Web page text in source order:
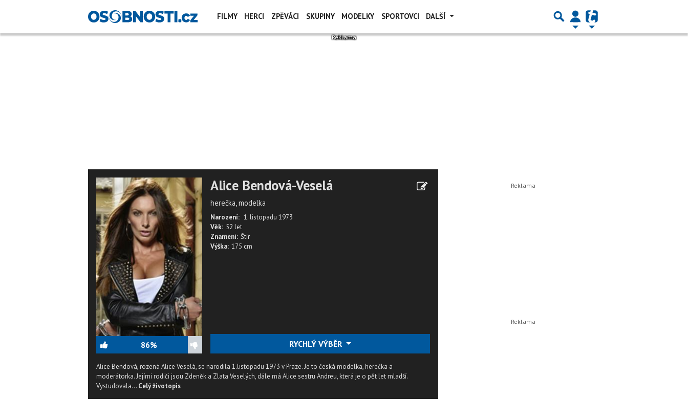
FILMY HERCI ZPĚVÁCI SKUPINY MODELKY SPORTOVCI DALŠÍ
86%
Alice Bendová-Veselá
herečka, modelka
Narození: 1. listopadu 1973
Věk: 52 let
Znamení: Štír
Výška: 175 cm
RYCHLÝ VÝBĚR
Alice Bendová, rozená Alice Veselá, se narodila 1.listopadu 1973 v Praze. Je to česká modelka, herečka a
moderátorka. Jejími rodiči jsou Zdeněk a Zlata Veselých, dále má Alice sestru Andreu, která je o pět let mladší.
Vystudovala... Celý životopis